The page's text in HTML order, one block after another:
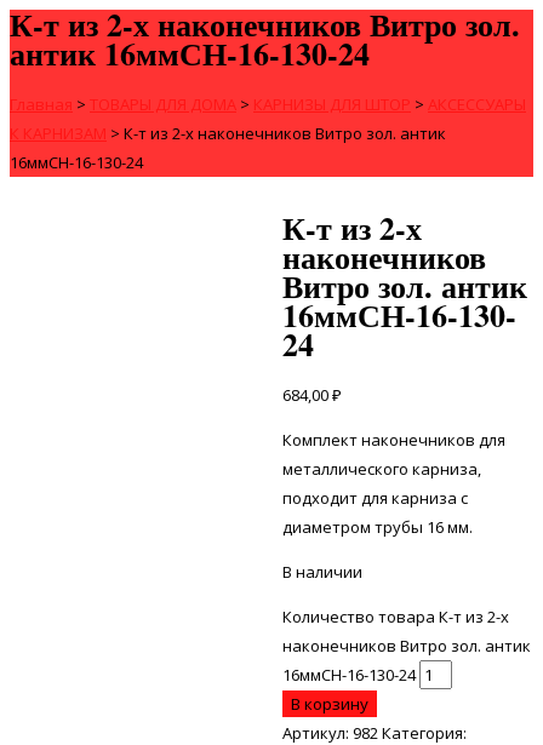
К-т из 2-х наконечников Витро зол.
антик 16ммСН-16-130-24
Главная > ТОВАРЫ ДЛЯ ДОМА > КАРНИЗЫ ДЛЯ ШТОР > АКСЕССУАРЫ
К КАРНИЗАМ > К-т из 2-х наконечников Витро зол. антик
16ммСН-16-130-24
К-т из 2-х
наконечников
Витро зол. антик
16ммСН-16-130-
24
684,00₽
Комплект наконечников для
металлического карниза,
подходит для карниза с
диаметром трубы 16 мм.
В наличии
Количество товара К-т из 2-х
наконечников Витро зол. антик
16ммСН-16-130-24
В корзину
Артикул: 982Категория: